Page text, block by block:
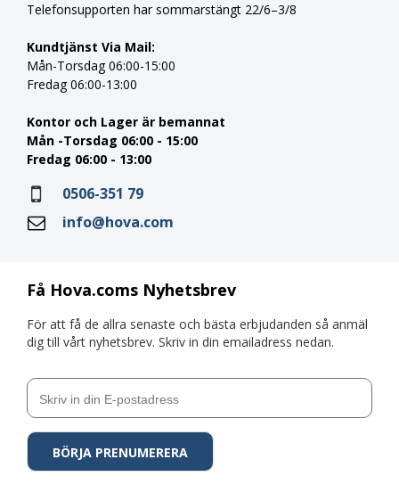
Få Hova.coms Nyhetsbrev
För att få de allra senaste och bästa erbjudanden så anmäl
dig till vårt nyhetsbrev. Skriv in din emailadress nedan.
Telefonsupporten har sommarstängt 22/6–3/8
Kundtjänst Via Mail:
Mån-Torsdag 06:00-15:00
Fredag 06:00-13:00
Kontor och Lager är bemannat
Mån -Torsdag 06:00 - 15:00
Fredag 06:00 - 13:00
0506-351 79
info@hova.com